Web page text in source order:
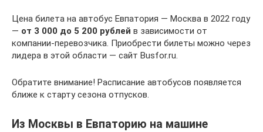
Цена билета на автобус Евпатория — Москва в 2022 году
— от 3 000 до 5 200 рублей в зависимости от
компании-перевозчика. Приобрести билеты можно через
лидера в этой области — сайт Busfor.ru.
Обратите внимание! Расписание автобусов появляется
ближе к старту сезона отпусков.
Из Москвы в Евпаторию на машине